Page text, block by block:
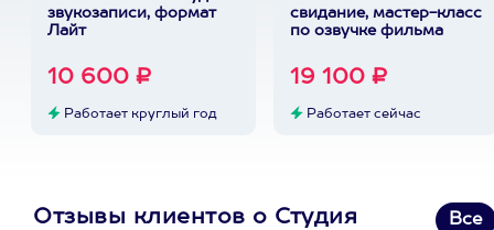
звукозаписи, формат
Лайт
10 600 ₽
Работает круглый год
свидание, мастер-класс
по озвучке фильма
19 100 ₽
Работает сейчас
Отзывы клиентов о Студия
Все